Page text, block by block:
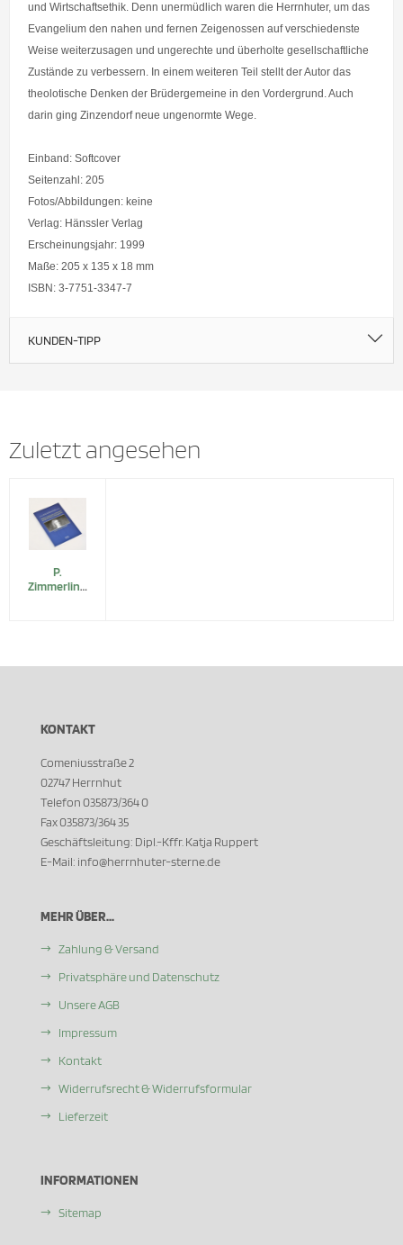
und Wirtschaftsethik. Denn unermüdlich waren die Herrnhuter, um das
Evangelium den nahen und fernen Zeigenossen auf verschiedenste
Weise weiterzusagen und ungerechte und überholte gesellschaftliche
Zustände zu verbessern. In einem weiteren Teil stellt der Autor das
theolotische Denken der Brüdergemeine in den Vordergrund. Auch
darin ging Zinzendorf neue ungenormte Wege.
Einband: Softcover
Seitenzahl: 205
Fotos/Abbildungen: keine
Verlag: Hänssler Verlag
Erscheinungsjahr: 1999
Maße: 205 x 135 x 18 mm
ISBN: 3-7751-3347-7
KUNDEN-TIPP
Zuletzt angesehen
P.
Zimmerling:
KONTAKT
Comeniusstraße 2
02747 Herrnhut
Telefon 035873/364 0
Fax 035873/364 35
Geschäftsleitung: Dipl.-Kffr. Katja Ruppert
E-Mail: info@herrnhuter-sterne.de
MEHR ÜBER...
Zahlung & Versand
Privatsphäre und Datenschutz
Unsere AGB
Impressum
Kontakt
Widerrufsrecht & Widerrufsformular
Lieferzeit
INFORMATIONEN
Sitemap